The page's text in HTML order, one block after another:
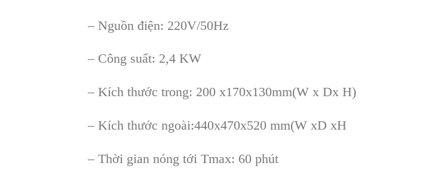
– Nguồn điện: 220V/50Hz
– Công suất: 2,4 KW
– Kích thước trong: 200 x170x130mm(W x Dx H)
– Kích thước ngoài:440x470x520 mm(W xD xH
– Thời gian nóng tới Tmax: 60 phút